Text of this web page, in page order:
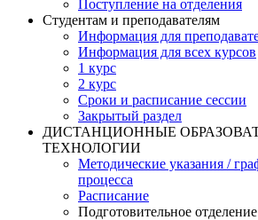
Поступление на отделения
Студентам и преподавателям
Информация для
Информация для всех курсов
1 курс
2 курс
Сроки и расписание сессии
Закрытый раздел
ДИСТАНЦИОННЫЕ
ТЕХНОЛОГИИ
Методические указания /
процесса
Расписание
Подготовительное отделение